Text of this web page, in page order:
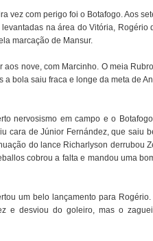
vez com perigo foi o Botafogo. Aos
na área do Vitória, Rogério
marcação de Mansur.
aos nove, com Marcinho. O meia
a bola saiu fraca e longe da meta de
nervosismo em campo e o
cara de Júnior Fernández, que saiu
do lance Richarlyson derrubou
cobrou a falta e mandou uma
um belo lançamento para
e desviou do goleiro, mas o